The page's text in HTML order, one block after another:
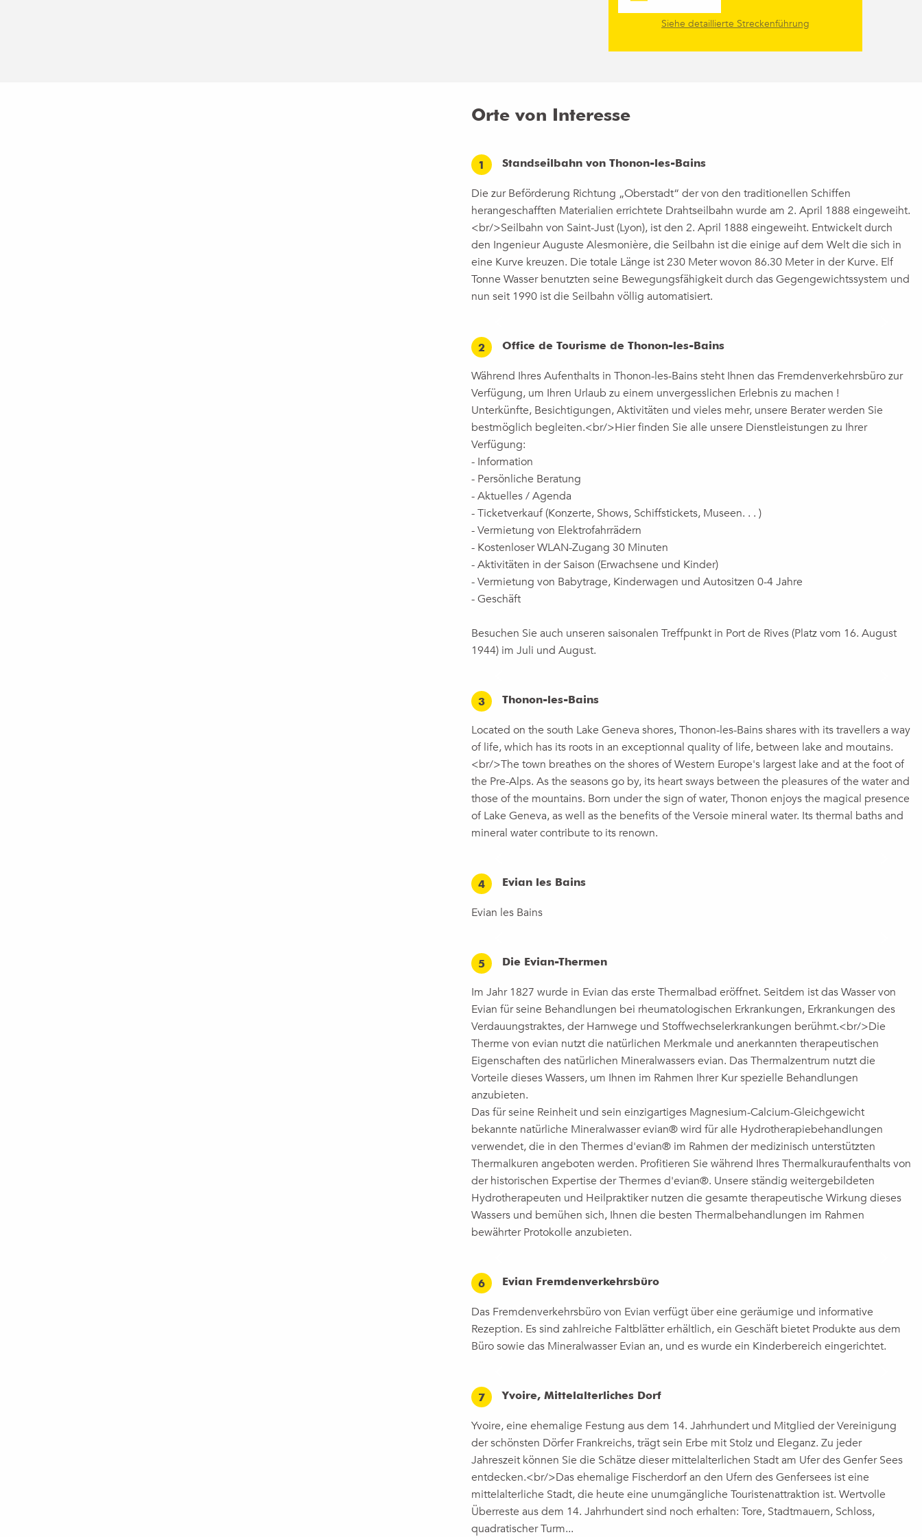
Siehe detaillierte Streckenführung
Orte von Interesse
1 Standseilbahn von Thonon-les-Bains
Die zur Beförderung Richtung „Oberstadt“ der von den traditionellen Schiffen
herangeschafften Materialien errichtete Drahtseilbahn wurde am 2. April 1888 eingeweiht.
<br/>Seilbahn von Saint-Just (Lyon), ist den 2. April 1888 eingeweiht. Entwickelt durch
den Ingenieur Auguste Alesmonière, die Seilbahn ist die einige auf dem Welt die sich in
eine Kurve kreuzen. Die totale Länge ist 230 Meter wovon 86.30 Meter in der Kurve. Elf
Tonne Wasser benutzten seine Bewegungsfähigkeit durch das Gegengewichtssystem und
nun seit 1990 ist die Seilbahn völlig automatisiert.
2 Office de Tourisme de Thonon-les-Bains
Während Ihres Aufenthalts in Thonon-les-Bains steht Ihnen das Fremdenverkehrsbüro zur
Verfügung, um Ihren Urlaub zu einem unvergesslichen Erlebnis zu machen !
Unterkünfte, Besichtigungen, Aktivitäten und vieles mehr, unsere Berater werden Sie
bestmöglich begleiten.<br/>Hier finden Sie alle unsere Dienstleistungen zu Ihrer
Verfügung:
- Information
- Persönliche Beratung
- Aktuelles / Agenda
- Ticketverkauf (Konzerte, Shows, Schiffstickets, Museen. . . )
- Vermietung von Elektrofahrrädern
- Kostenloser WLAN-Zugang 30 Minuten
- Aktivitäten in der Saison (Erwachsene und Kinder)
- Vermietung von Babytrage, Kinderwagen und Autositzen 0-4 Jahre
- Geschäft
Besuchen Sie auch unseren saisonalen Treffpunkt in Port de Rives (Platz vom 16. August
1944) im Juli und August.
3 Thonon-les-Bains
Located on the south Lake Geneva shores, Thonon-les-Bains shares with its travellers a way
of life, which has its roots in an exceptionnal quality of life, between lake and moutains.
<br/>The town breathes on the shores of Western Europe's largest lake and at the foot of
the Pre-Alps. As the seasons go by, its heart sways between the pleasures of the water and
those of the mountains. Born under the sign of water, Thonon enjoys the magical presence
of Lake Geneva, as well as the benefits of the Versoie mineral water. Its thermal baths and
mineral water contribute to its renown.
4 Evian les Bains
Evian les Bains
5 Die Evian-Thermen
Im Jahr 1827 wurde in Evian das erste Thermalbad eröffnet. Seitdem ist das Wasser von
Evian für seine Behandlungen bei rheumatologischen Erkrankungen, Erkrankungen des
Verdauungstraktes, der Harnwege und Stoffwechselerkrankungen berühmt.<br/>Die
Therme von evian nutzt die natürlichen Merkmale und anerkannten therapeutischen
Eigenschaften des natürlichen Mineralwassers evian. Das Thermalzentrum nutzt die
Vorteile dieses Wassers, um Ihnen im Rahmen Ihrer Kur spezielle Behandlungen
anzubieten.
Das für seine Reinheit und sein einzigartiges Magnesium-Calcium-Gleichgewicht
bekannte natürliche Mineralwasser evian® wird für alle Hydrotherapiebehandlungen
verwendet, die in den Thermes d'evian® im Rahmen der medizinisch unterstützten
Thermalkuren angeboten werden. Profitieren Sie während Ihres Thermalkuraufenthalts von
der historischen Expertise der Thermes d'evian®. Unsere ständig weitergebildeten
Hydrotherapeuten und Heilpraktiker nutzen die gesamte therapeutische Wirkung dieses
Wassers und bemühen sich, Ihnen die besten Thermalbehandlungen im Rahmen
bewährter Protokolle anzubieten.
6 Evian Fremdenverkehrsbüro
Das Fremdenverkehrsbüro von Evian verfügt über eine geräumige und informative
Rezeption. Es sind zahlreiche Faltblätter erhältlich, ein Geschäft bietet Produkte aus dem
Büro sowie das Mineralwasser Evian an, und es wurde ein Kinderbereich eingerichtet.
7 Yvoire, Mittelalterliches Dorf
Yvoire, eine ehemalige Festung aus dem 14. Jahrhundert und Mitglied der Vereinigung
der schönsten Dörfer Frankreichs, trägt sein Erbe mit Stolz und Eleganz. Zu jeder
Jahreszeit können Sie die Schätze dieser mittelalterlichen Stadt am Ufer des Genfer Sees
entdecken.<br/>Das ehemalige Fischerdorf an den Ufern des Genfersees ist eine
mittelalterliche Stadt, die heute eine unumgängliche Touristenattraktion ist. Wertvolle
Überreste aus dem 14. Jahrhundert sind noch erhalten: Tore, Stadtmauern, Schloss,
quadratischer Turm...